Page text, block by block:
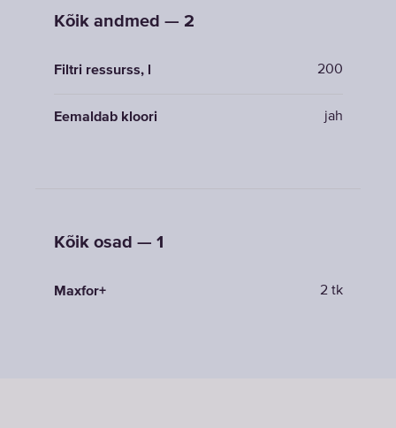
Kõik andmed — 2
Filtri ressurss, l 200
Eemaldab kloori jah
Kõik osad — 1
Maxfor+ 2 tk